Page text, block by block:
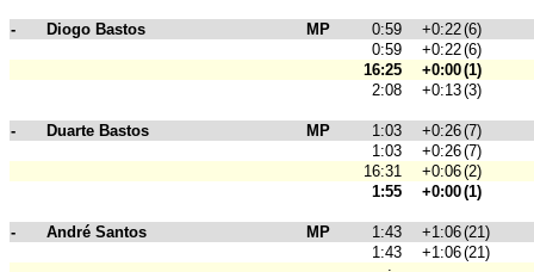
- Diogo Bastos MP 0:59 +0:22(6)
0:59
+0:22(6)
16:25
+0:00(1)
2:08
+0:13(3)
- Duarte Bastos MP 1:03 +0:26(7)
1:03
+0:26(7)
16:31
+0:06(2)
1:55
+0:00(1)
- André Santos MP 1:43 +1:06(21)
1:43
+1:06(21)